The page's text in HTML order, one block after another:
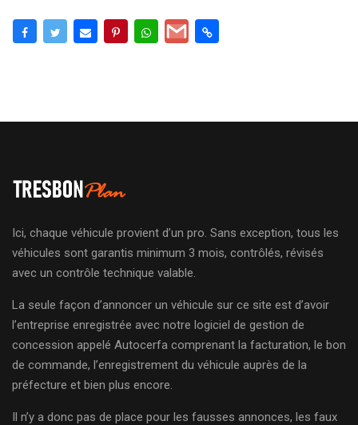
Ici, chaque véhicule provient d’un pro. Sans exception, tous les
véhicules sont garantis minimum 3 mois, contrôlés, révisés
avec un contrôle technique valable.
La seule façon d’annoncer un véhicule sur ce site est d’avoir
l’entreprise enregistrée avec notre logiciel de gestion de
concession appelé Autocerfa comprenant la facturation, le bon
de commande, l’enregistrement du véhicule auprès de la
préfecture et bien plus encore.
Il n’y a donc pas de place pour les fausses annonces, les faux